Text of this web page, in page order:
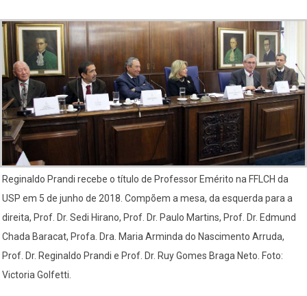
Reginaldo Prandi recebe o título de Professor Emérito na FFLCH da
USP em 5 de junho de 2018. Compõem a mesa, da esquerda para a
direita, Prof. Dr. Sedi Hirano, Prof. Dr. Paulo Martins, Prof. Dr. Edmund
Chada Baracat, Profa. Dra. Maria Arminda do Nascimento Arruda,
Prof. Dr. Reginaldo Prandi e Prof. Dr. Ruy Gomes Braga Neto. Foto:
Victoria Golfetti.